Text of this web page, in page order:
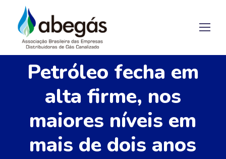
Petróleo fecha em
alta firme, nos
maiores níveis em
mais de dois anos